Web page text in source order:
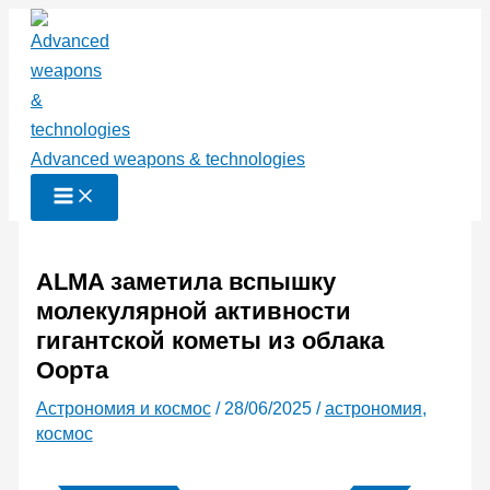
Перейти
содержимому
Advanced weapons & technologies
ALMA заметила вспышку
молекулярной активности
гигантской кометы из облака
Оорта
Астрономия и космос/ 28/06/2025 /астрономия,
космос